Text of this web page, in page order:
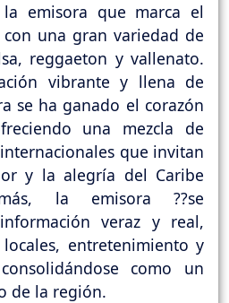
emisora que marca el
una gran variedad de
reggaeton y vallenato.
vibrante y llena de
se ha ganado el corazón
una mezcla de
que invitan
y la alegría del Caribe
la emisora ??se
veraz y real,
entretenimiento y
como un
de la región.